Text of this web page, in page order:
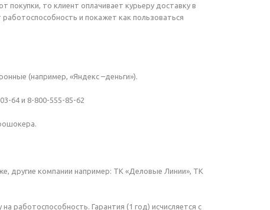
покупки, то клиент оплачивает курьеру доставку в
и покажет как пользоваться
(например, «Яндекс –деньги»).
64 и 8-800-555-85-62
другие компании например: ТК «Деловые Линии», ТК
работоспособность. Гарантия (1 год) исчисляется с